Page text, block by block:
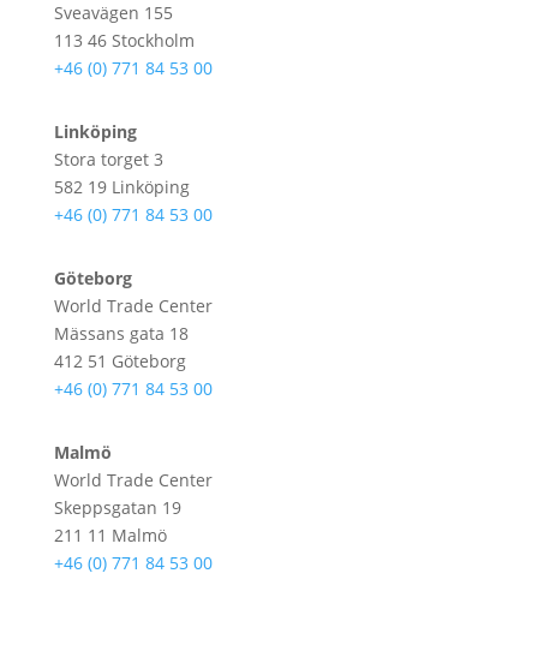
Sveavägen 155
113 46 Stockholm
+46 (0) 771 84 53 00
Linköping
Stora torget 3
582 19 Linköping
+46 (0) 771 84 53 00
Göteborg
World Trade Center
Mässans gata 18
412 51 Göteborg
+46 (0) 771 84 53 00
Malmö
World Trade Center
Skeppsgatan 19
211 11 Malmö
+46 (0) 771 84 53 00